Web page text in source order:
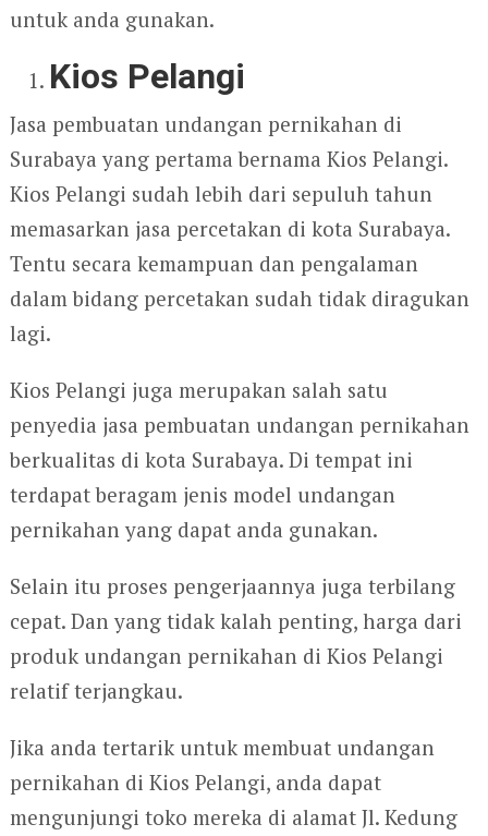
untuk anda gunakan.
Kios Pelangi
Jasa pembuatan undangan pernikahan di
Surabaya yang pertama bernama Kios Pelangi.
Kios Pelangi sudah lebih dari sepuluh tahun
memasarkan jasa percetakan di kota Surabaya.
Tentu secara kemampuan dan pengalaman
dalam bidang percetakan sudah tidak diragukan
lagi.
Kios Pelangi juga merupakan salah satu
penyedia jasa pembuatan undangan pernikahan
berkualitas di kota Surabaya. Di tempat ini
terdapat beragam jenis model undangan
pernikahan yang dapat anda gunakan.
Selain itu proses pengerjaannya juga terbilang
cepat. Dan yang tidak kalah penting, harga dari
produk undangan pernikahan di Kios Pelangi
relatif terjangkau.
Jika anda tertarik untuk membuat undangan
pernikahan di Kios Pelangi, anda dapat
mengunjungi toko mereka di alamat Jl. Kedung